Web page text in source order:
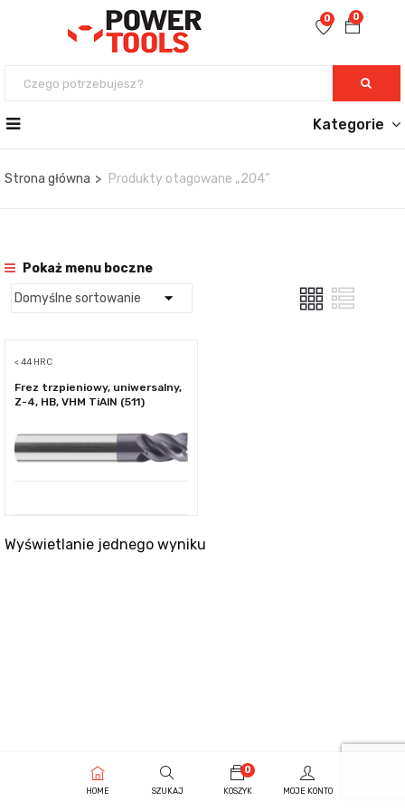
0
0
Kategorie
Strona główna Produkty otagowane „204”
Pokaż menu boczne
< 44 HRC
Frez trzpieniowy, uniwersalny,
Z-4, HB, VHM TiAlN (511)
Wyświetlanie jednego wyniku
HOME SZUKAJ
0
KOSZYK MOJE KONTO